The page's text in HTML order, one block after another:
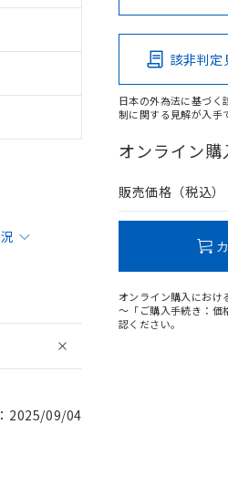
2025/09/04
該非判定
日本の外為法に基づく
制に関する見解が入手
オンライン購
販売価格（税込）
オンライン購入におけ
～「ご購入手続き：価
認ください。